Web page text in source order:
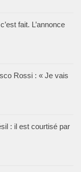
fait. L’annonce
Rossi : « Je vais
: il est courtisé par